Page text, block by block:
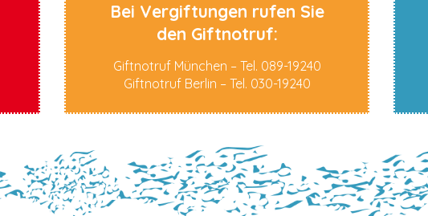
Bei Vergiftungen rufen Sie
den Giftnotruf:
Giftnotruf München – Tel. 089-19240
Giftnotruf Berlin – Tel. 030-19240